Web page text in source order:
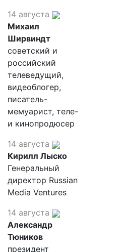
14 августа
Михаил
Ширвиндт
советский и
российский
телеведущий,
видеоблогер,
писатель-
мемуарист, теле-
и кинопродюсер
14 августа
Кирилл Лыско
Генеральный
директор Russian
Media Ventures
14 августа
Александр
Тюников
президент